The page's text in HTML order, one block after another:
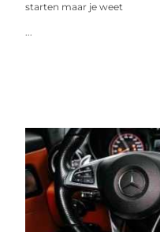
starten maar je weet
...